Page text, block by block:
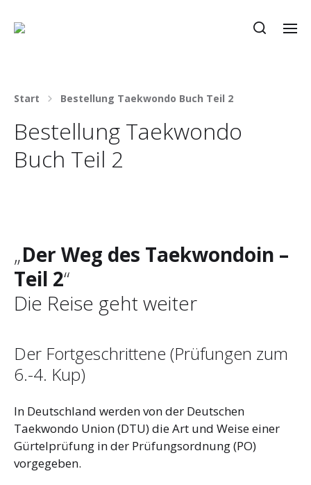
Start Bestellung Taekwondo Buch Teil 2
Bestellung Taekwondo
Buch Teil 2
„Der Weg des Taekwondoin –
Teil 2“
Die Reise geht weiter
Der Fortgeschrittene (Prüfungen zum
6.-4. Kup)
In Deutschland werden von der Deutschen
Taekwondo Union (DTU) die Art und Weise einer
Gürtelprüfung in der Prüfungsordnung (PO)
vorgegeben.